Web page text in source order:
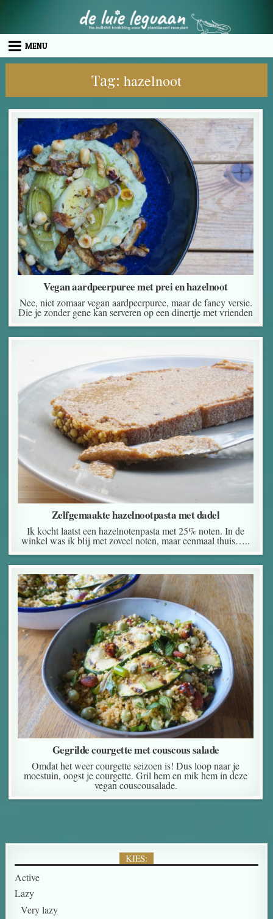
MENU
Tag: hazelnoot
Vegan aardpeerpuree met prei en hazelnoot
Nee, niet zomaar vegan aardpeerpuree, maar de fancy versie.
Die je zonder gene kan serveren op een dinertje met vrienden
Zelfgemaakte hazelnootpasta met dadel
Ik kocht laatst een hazelnotenpasta met 25% noten. In de
winkel was ik blij met zoveel noten, maar eenmaal thuis…..
Gegrilde courgette met couscous salade
Omdat het weer courgette seizoen is! Dus loop naar je
moestuin, oogst je courgette. Gril hem en mik hem in deze
vegan couscousalade.
KIES:
Active
Lazy
Very lazy